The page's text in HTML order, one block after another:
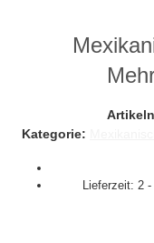
Kategorie:
Lieferzeit: 2 -